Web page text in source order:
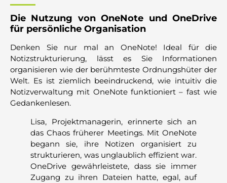
Die Nutzung von OneNote und OneDrive
für persönliche Organisation
Denken Sie nur mal an OneNote! Ideal für die
Notizstrukturierung, lässt es Sie Informationen
organisieren wie der berühmteste Ordnungshüter der
Welt. Es ist ziemlich beeindruckend, wie intuitiv die
Notizverwaltung mit OneNote funktioniert – fast wie
Gedankenlesen.
Lisa, Projektmanagerin, erinnerte sich an
das Chaos früherer Meetings. Mit OneNote
begann sie, ihre Notizen organisiert zu
strukturieren, was unglaublich effizient war.
OneDrive gewährleistete, dass sie immer
Zugang zu ihren Dateien hatte, egal, auf